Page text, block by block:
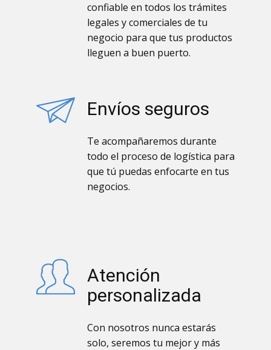
confiable en todos los trámites
legales y comerciales de tu
negocio para que tus productos
lleguen a buen puerto.
Envíos seguros
Te acompañaremos durante
todo el proceso de logística para
que tú puedas enfocarte en tus
negocios.
Atención
personalizada
Con nosotros nunca estarás
solo, seremos tu mejor y más